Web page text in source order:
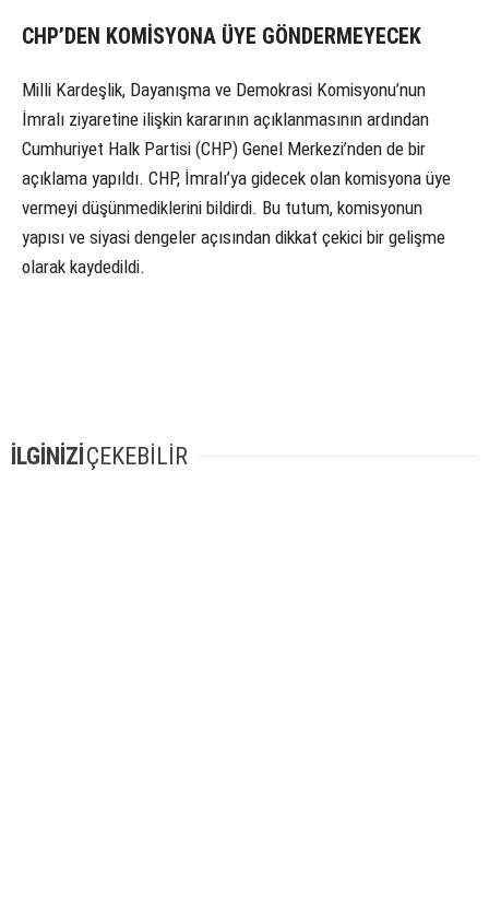
CHP’DEN KOMİSYONA ÜYE GÖNDERMEYECEK
Milli Kardeşlik, Dayanışma ve Demokrasi Komisyonu’nun
İmralı ziyaretine ilişkin kararının açıklanmasının ardından
Cumhuriyet Halk Partisi (CHP) Genel Merkezi’nden de bir
açıklama yapıldı. CHP, İmralı’ya gidecek olan komisyona üye
vermeyi düşünmediklerini bildirdi. Bu tutum, komisyonun
yapısı ve siyasi dengeler açısından dikkat çekici bir gelişme
olarak kaydedildi.
İLGİNİZİÇEKEBİLİR